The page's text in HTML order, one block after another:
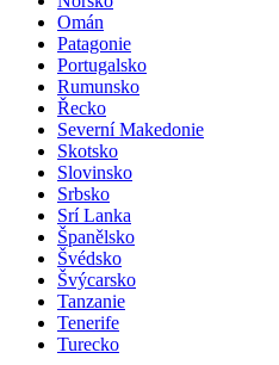
Omán
Patagonie
Portugalsko
Rumunsko
Řecko
Severní Makedonie
Skotsko
Slovinsko
Srbsko
Srí Lanka
Španělsko
Švédsko
Švýcarsko
Tanzanie
Tenerife
Turecko